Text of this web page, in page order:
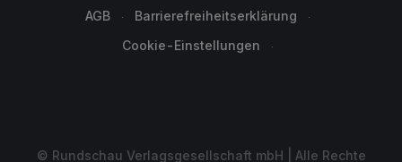
AGB
Barrierefreiheitserklärung
Cookie-Einstellungen
© Rundschau Verlagsgesellschaft mbH | Alle Rechte